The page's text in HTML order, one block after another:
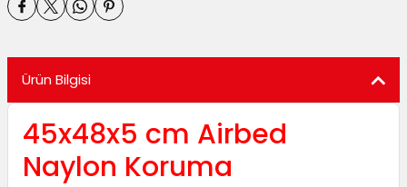
Ürün Bilgisi
45x48x5 cm Airbed
Naylon Koruma